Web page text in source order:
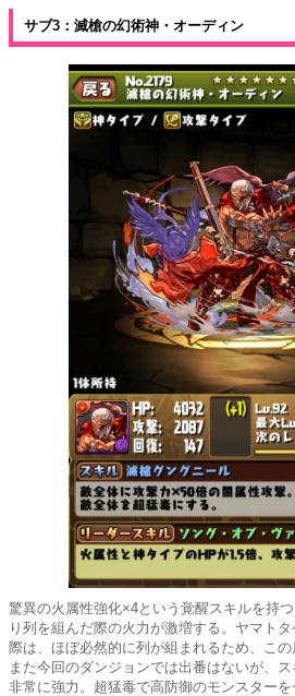
サブ3：滅槍の幻術神・オーディン
驚異の火属性強化×4という覚醒スキルを持
り列を組んだ際の火力が激増する。ヤマト
際は、ほぼ必然的に列が組まれるため、この
また今回のダンジョンでは出番はないが、
非常に強力。超猛毒で高防御のモンスターを